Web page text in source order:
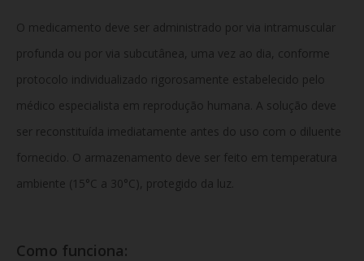
O medicamento deve ser administrado por via intramuscular
profunda ou por via subcutânea, uma vez ao dia, conforme
protocolo individualizado rigorosamente estabelecido pelo
médico especialista em reprodução humana. A solução deve
ser reconstituída imediatamente antes do uso com o diluente
fornecido. O armazenamento deve ser feito em temperatura
ambiente (15°C a 30°C), protegido da luz.
Como funciona: